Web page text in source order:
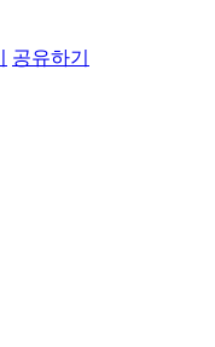
공유하기